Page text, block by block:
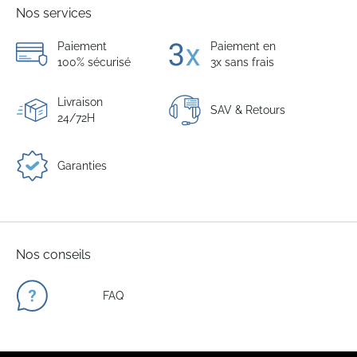
Nos services
Paiement
100% sécurisé
Paiement en
3x sans frais
Livraison
24/72H
SAV & Retours
Garanties
Nos conseils
FAQ